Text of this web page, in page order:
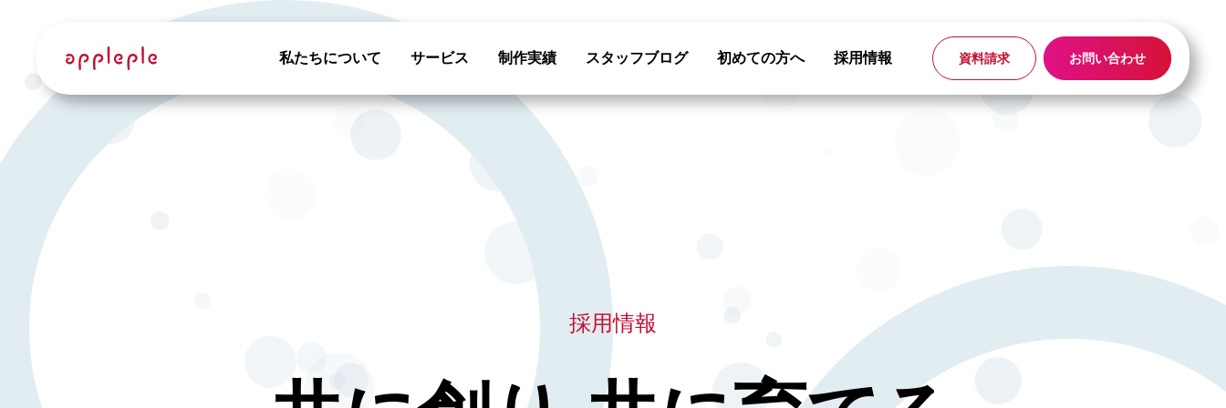
私たちについて サービス 制作実績 スタッフブログ 初めての方へ 採用情報 資料請求 お問い合わせ
採用情報